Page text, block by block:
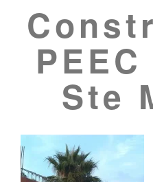
Ste